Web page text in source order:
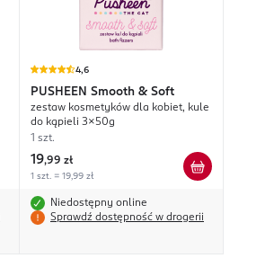
4,6
PUSHEEN Smooth & Soft
zestaw kosmetyków dla kobiet, kule
do kąpieli 3x50g
1 szt.
19,99 zł
1 szt. = 19,99 zł
Niedostępny online
Sprawdź dostępność w drogerii